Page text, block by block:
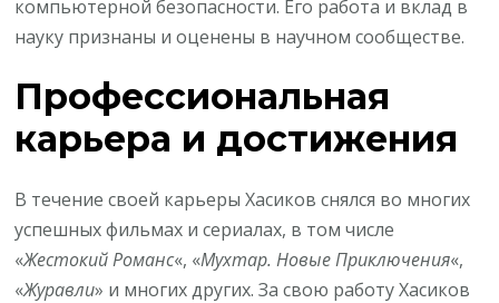
компьютерной безопасности. Его работа и вклад в
науку признаны и оценены в научном сообществе.
Профессиональная
карьера и достижения
В течение своей карьеры Хасиков снялся во многих
успешных фильмах и сериалах, в том числе
«Жестокий Романс«, «Мухтар. Новые Приключения«,
«Журавли» и многих других. За свою работу Хасиков